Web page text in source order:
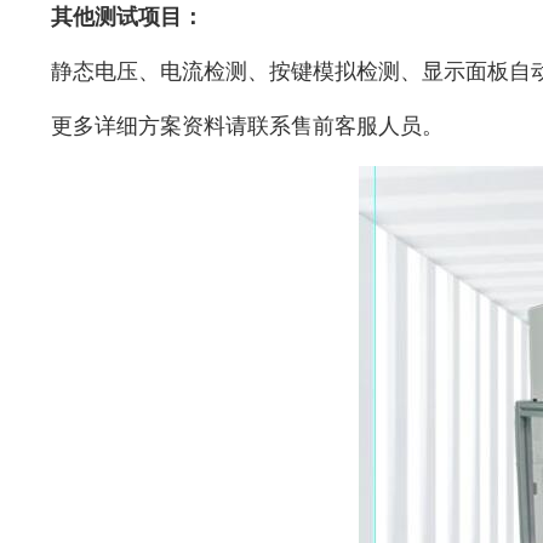
其他测试项目：
静态电压、电流检测、 按键模拟检测、 显示面板自
更多详细方案资料请联系售前客服人员。